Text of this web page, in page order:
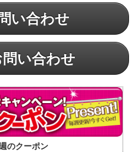
い合わせ
い合わせ
のクーポン